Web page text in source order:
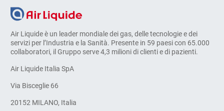
Air Liquide è un leader mondiale dei gas, delle tecnologie e dei
servizi per l’Industria e la Sanità. Presente in 59 paesi con 65.000
collaboratori, il Gruppo serve 4,3 milioni di clienti e di pazienti.
Air Liquide Italia SpA
Via Bisceglie 66
20152 MILANO, Italia